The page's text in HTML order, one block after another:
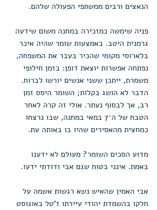
הנאצים ורבים ממשתפי הפעולה שלהם.
פניה שימשה כמזכירה במחנה משום שידעה
גרמנית היטב. באמצעות שומר שהיה איכר
בלארוסי מקומי שהכיר בעבר את המשפחה,
נפתחה אפשרות יוצאת דופן: בזמן חילופי
משמרת, ייתכן ששני אנשים יורשו לברוח.
הדבר לא הושג בקלות; השומר היסס זמן
רב, אך לבסוף נעתר. אולי זה קרה לאחר
הטבח של ה־7 במאי במחנה, שבו נרצחו
כמחצית מהאסירים שהיו בו באותה עת.
מדוע הסכים השומר? מעולם לא ידענו
באמת. אינני בטוח שגם אבי ודודתי ידעו.
אבי האמין שהאיש נשא רגשות אשמה על
חלקו בהשמדת יהודי עיירתו ז’טל באוגוסט